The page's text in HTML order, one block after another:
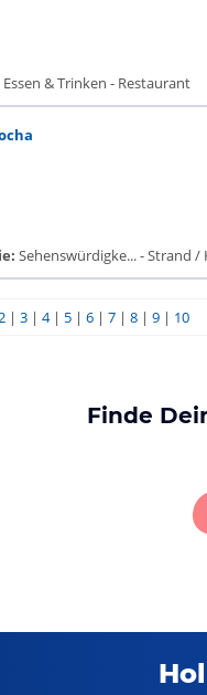
Essen & Trinken - Restaurant
Sehenswürdigke... - Strand /
| 3| 4| 5| 6| 7| 8| 9| 10
Finde